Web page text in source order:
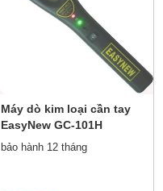
Máy dò kim loại cần tay
EasyNew GC-101H
bảo hành 12 tháng